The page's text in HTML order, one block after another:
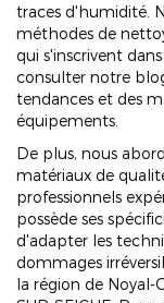
traces d'humidité.
méthodes de
qui s'inscrivent
consulter notre
tendances et des
équipements.
De plus, nous
matériaux de
professionnels
possède ses
d'adapter les
dommages
la région de Noyal-